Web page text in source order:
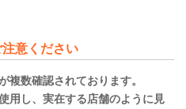
意ください
複数確認されております。
用し、実在する店舗のように見